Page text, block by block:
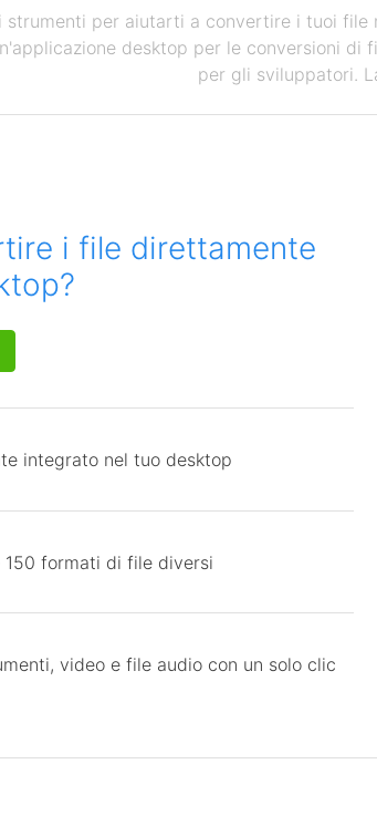
strumenti per aiutarti a convertire i tuoi
desktop per le conversioni
per gli sviluppatori.
i file direttamente
integrato nel tuo desktop
formati di file diversi
video e file audio con un solo clic